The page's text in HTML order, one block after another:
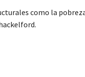
como la